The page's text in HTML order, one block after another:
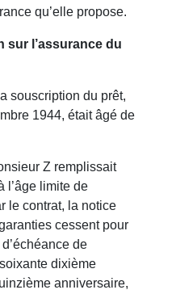
qu’elle propose.
sur l’assurance du
souscription du prêt,
1944, était âgé de
Z remplissait
l’âge limite de
le contrat, la notice
cessent pour
de
dixième
anniversaire,